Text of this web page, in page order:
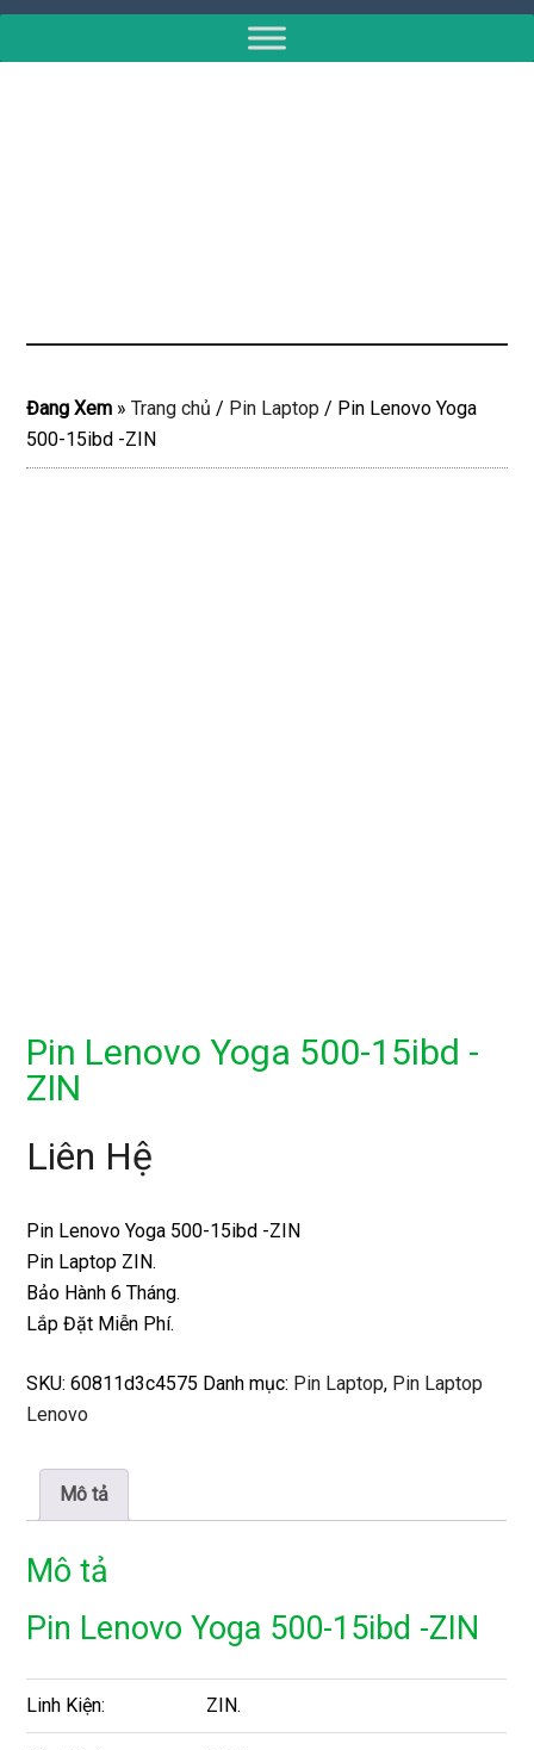
Đang Xem »Trang chủ / Pin Laptop / Pin Lenovo Yoga
500-15ibd -ZIN
Pin Lenovo Yoga 500-15ibd -
ZIN
Liên Hệ
Pin Lenovo Yoga 500-15ibd -ZIN
Pin Laptop ZIN.
Bảo Hành 6 Tháng.
Lắp Đặt Miễn Phí.
SKU:60811d3c4575 Danh mục: Pin Laptop, Pin Laptop
Lenovo
Mô tả
Mô tả
Pin Lenovo Yoga 500-15ibd -ZIN
Linh Kiện: ZIN.